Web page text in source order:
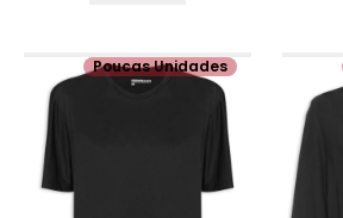
Poucas Unidades